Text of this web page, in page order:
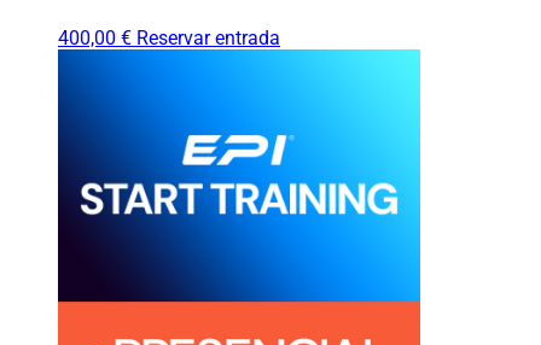
400,00 € Reservar entrada